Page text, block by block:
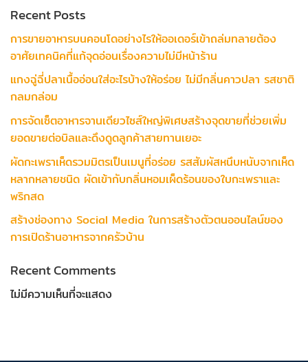
Recent Posts
การขายอาหารบนคอนโดอย่างไรให้ออเดอร์เข้าถล่มทลายต้อง
อาศัยเทคนิคที่แก้จุดอ่อนเรื่องความไม่มีหน้าร้าน
แกงฉู่ฉี่ปลาเนื้ออ่อนใส่อะไรบ้างให้อร่อย ไม่มีกลิ่นคาวปลา รสชาติ
กลมกล่อม
การจัดเซ็ตอาหารจานเดียวไซส์ใหญ่พิเศษสร้างจุดขายที่ช่วยเพิ่ม
ยอดขายต่อบิลและดึงดูดลูกค้าสายทานเยอะ
ผัดกะเพราเห็ดรวมมิตรเป็นเมนูที่อร่อย รสสัมผัสหนึบหนับจากเห็ด
หลากหลายชนิด ผัดเข้ากับกลิ่นหอมเผ็ดร้อนของใบกะเพราและ
พริกสด
สร้างช่องทาง Social Media ในการสร้างตัวตนออนไลน์ของ
การเปิดร้านอาหารจากครัวบ้าน
Recent Comments
ไม่มีความเห็นที่จะแสดง